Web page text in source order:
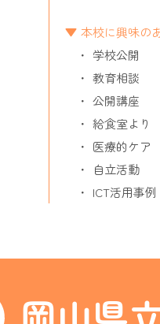
本校に興味の
学校公開
教育相談
公開講座
給食室より
医療的ケア
自立活動
ICT活用事例